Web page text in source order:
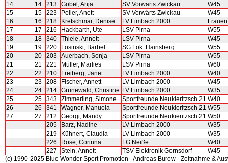
14
14 213 Göbel, Anja SV Vorwärts Zwickau
W45
15
15 223 Poller, Anett SV Vorwärts Zwickau
W45
16
16 218 Kretschmar, Denise LV Limbach 2000
Frauen
17
17 216 Hackbarth, Ute LSV Pirna
W55
18
18 340 Thiele, Annett LSV Pirna
W45
19
19 220 Losinski, Bärbel SG Lok. Hainsberg
W55
20
20 203 Auerbach, Sonja LSV Pirna
W55
21
21 221 Müller, Marlies LSV Pirna
W60
22
22 210 Freiberg, Janet LV Limbach 2000
W40
23
23 208 Fischer, Annett LV Limbach 2000
W45
24
24 214 Grünewald, Christine LV Limbach 2000
W35
25
25 343 Zimmerling, Simone Sportfreunde Neukieritzsch 21 W40
26
26 341 Wagner, Manuela Sportfreunde Neukieritzsch 21 W55
27
27 212 Georgi, Mandy Sportfreunde Neukieritzsch 21 W50
205
Barz, Nadine LV Limbach 2000
W35
219
Kühnert, Claudia LV Limbach 2000
W35
226
Rose, Corinna LG Neiße
W40
227
Stein, Annett TSV Elektronik Gornsdorf
W45
(c) 1990-2025 Blue Wonder Sport Promotion - Andreas Burow - Zeitnahme &